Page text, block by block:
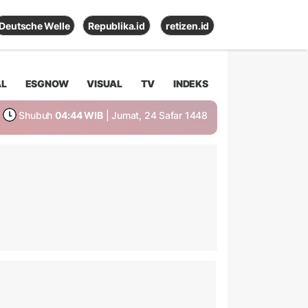
Deutsche Welle Republika.id retizen.id
ESGNOW VISUAL TV INDEKS
Shubuh 04:44 WIB | Jumat, 24 Safar 1448